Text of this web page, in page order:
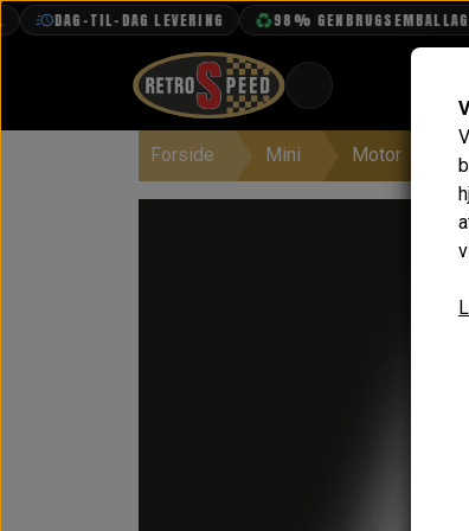
DAG-TIL-DAG LEVERING 98% GENBRUGSEMBALLAGE
PROJEKTER
Forside Mini Motor